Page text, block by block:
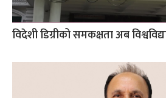
विदेशी डिग्रीको समकक्षता अब